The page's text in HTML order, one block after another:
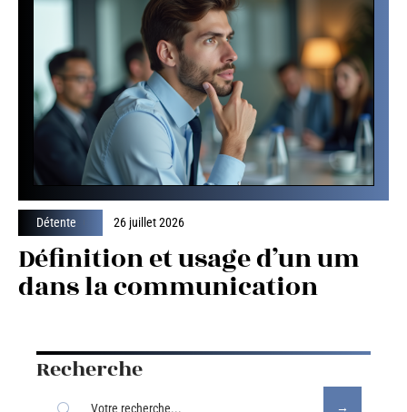
Détente 26 juillet 2026
Définition et usage d’un um
dans la communication
Recherche